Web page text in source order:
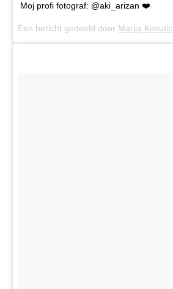
Moj profi fotograf: @aki_arizan ❤️
Een bericht gedeeld door Marija Kosutic